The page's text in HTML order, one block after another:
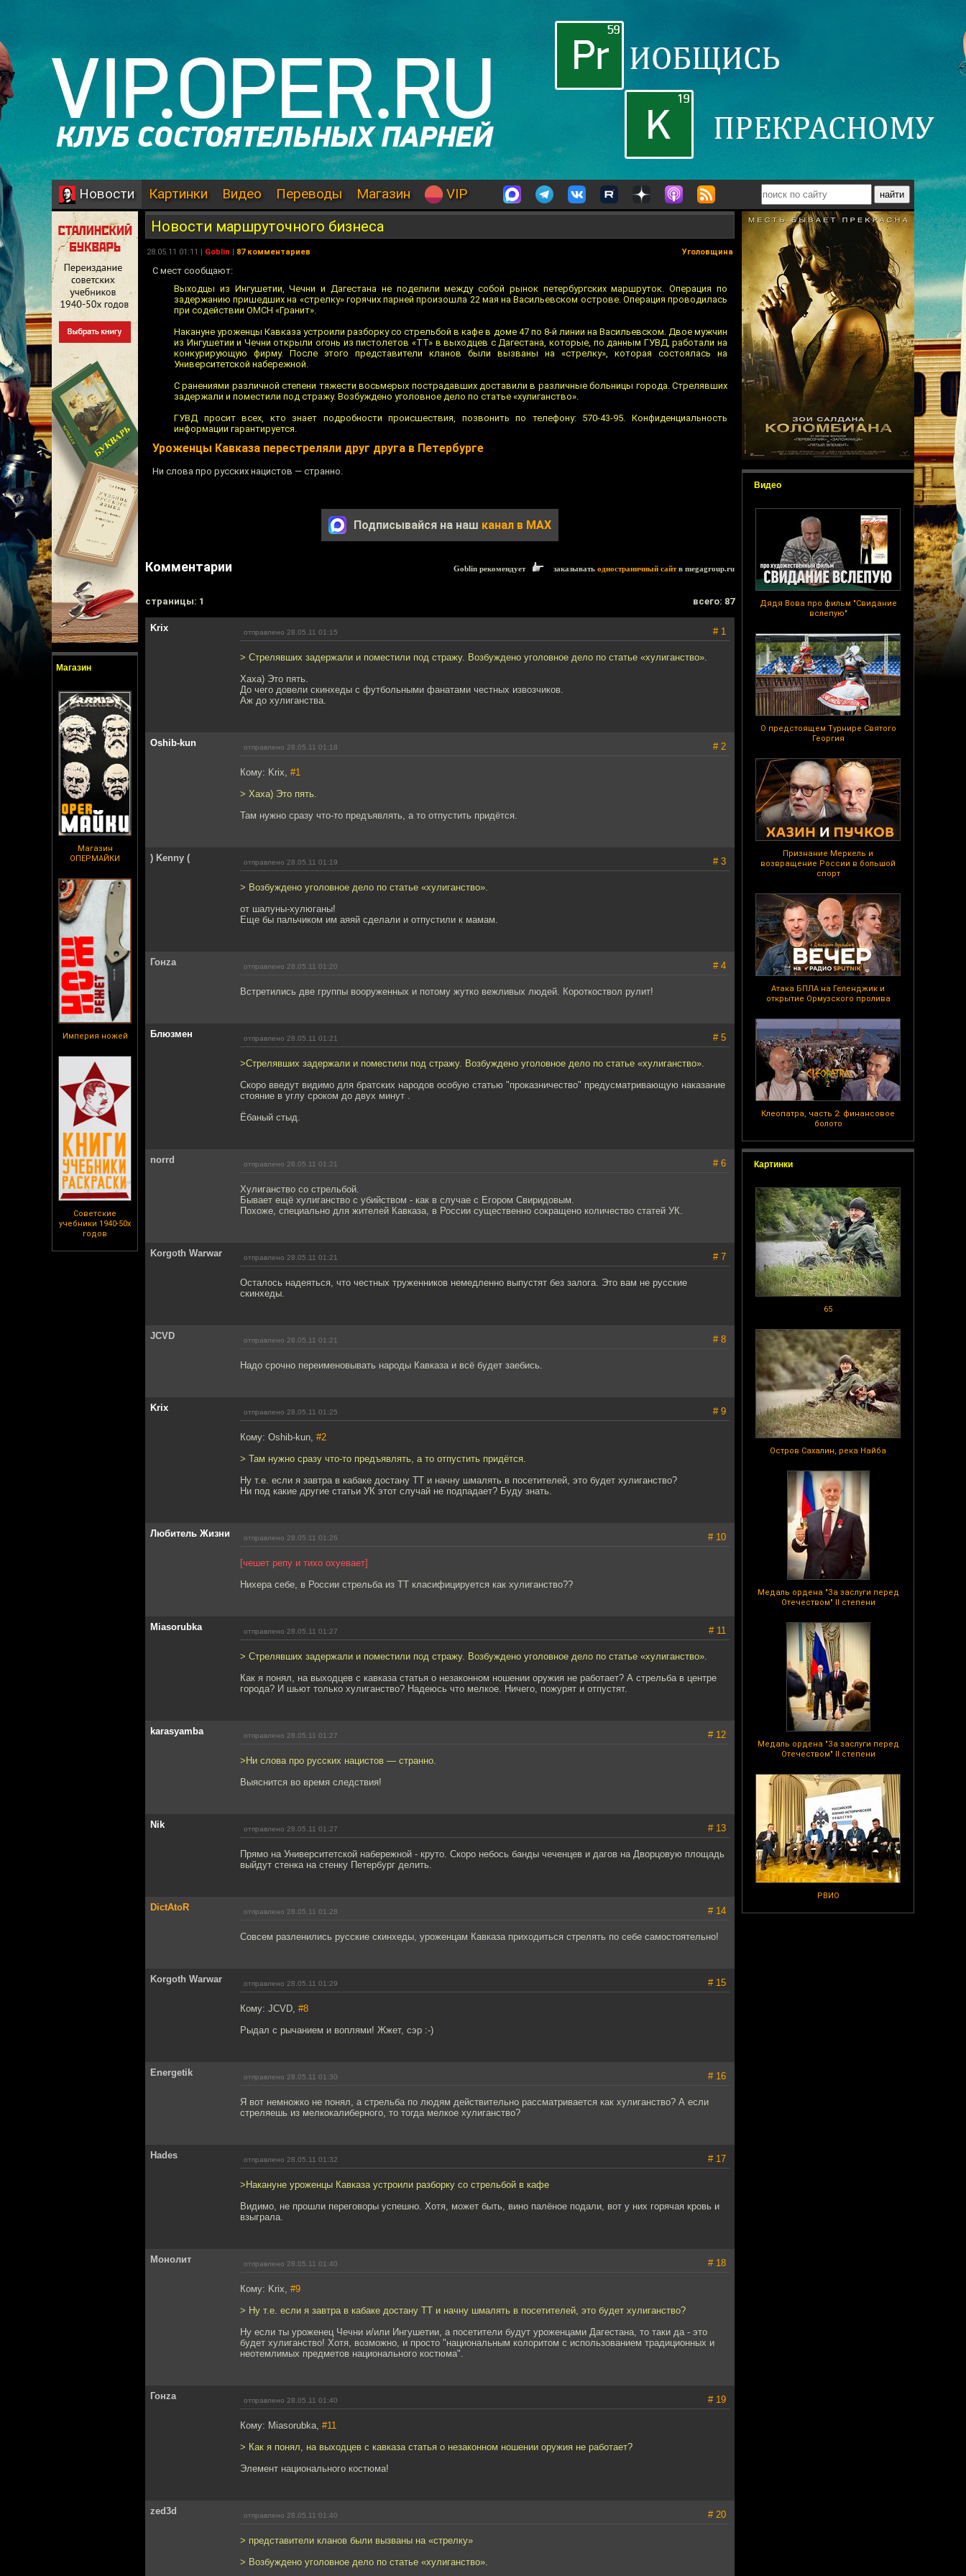
Новости Картинки Видео Переводы Магазин VIP
Магазин
Магазин
ОПЕРМАЙКИ
Империя ножей
Советские
учебники 1940-50х
годов
Видео
Дядя Вова про фильм "Свидание
вслепую"
О предстоящем Турнире Святого
Георгия
Признание Меркель и
возвращение России в большой
спорт
Атака БПЛА на Геленджик и
открытие Ормузского пролива
Клеопатра, часть 2: финансовое
болото
Картинки
65
Остров Сахалин, река Найба
Медаль ордена "За заслуги перед
Отечеством" II степени
Медаль ордена "За заслуги перед
Отечеством" II степени
РВИО
Новости маршруточного бизнеса
28.05.11 01:11 | Goblin | 87 комментариев Уголовщина
С мест сообщают:
Выходцы из Ингушетии, Чечни и Дагестана не поделили между собой рынок петербургских маршруток. Операция по
задержанию пришедших на «стрелку» горячих парней произошла 22 мая на Васильевском острове. Операция проводилась
при содействии ОМСН «Гранит».
Накануне уроженцы Кавказа устроили разборку со стрельбой в кафе в доме 47 по 8-й линии на Васильевском. Двое мужчин
из Ингушетии и Чечни открыли огонь из пистолетов «ТТ» в выходцев с Дагестана, которые, по данным ГУВД, работали на
конкурирующую фирму. После этого представители кланов были вызваны на «стрелку», которая состоялась на
Университетской набережной.
С ранениями различной степени тяжести восьмерых пострадавших доставили в различные больницы города. Стрелявших
задержали и поместили под стражу. Возбуждено уголовное дело по статье «хулиганство».
ГУВД просит всех, кто знает подробности происшествия, позвонить по телефону: 570-43-95. Конфиденциальность
информации гарантируется.
Уроженцы Кавказа перестреляли друг друга в Петербурге
Ни слова про русских нацистов — странно.
Подписывайся на наш канал в MAX
Комментарии Goblin рекомендует заказывать одностраничный сайтв megagroup.ru
cтраницы: 1 всего: 87
Krix отправлено 28.05.11 01:15 # 1
> Стрелявших задержали и поместили под стражу. Возбуждено уголовное дело по статье «хулиганство».
Хаха) Это пять.
До чего довели скинхеды с футбольными фанатами честных извозчиков.
Аж до хулиганства.
Oshib-kun отправлено 28.05.11 01:18 # 2
Кому: Krix, #1
> Хаха) Это пять.
Там нужно сразу что-то предъявлять, а то отпустить придётся.
) Kenny ( отправлено 28.05.11 01:19 # 3
> Возбуждено уголовное дело по статье «хулиганство».
от шалуны-хулюганы!
Еще бы пальчиком им аяяй сделали и отпустили к мамам.
Гонzа отправлено 28.05.11 01:20 # 4
Встретились две группы вооруженных и потому жутко вежливых людей. Короткоствол рулит!
Блюзмен отправлено 28.05.11 01:21 # 5
>Стрелявших задержали и поместили под стражу. Возбуждено уголовное дело по статье «хулиганство».
Скоро введут видимо для братских народов особую статью "проказничество" предусматривающую наказание
стояние в углу сроком до двух минут .
Ёбаный стыд.
norrd отправлено 28.05.11 01:21 # 6
Хулиганство со стрельбой.
Бывает ещё хулиганство с убийством - как в случае с Егором Свиридовым.
Похоже, специально для жителей Кавказа, в России существенно сокращено количество статей УК.
Korgoth Warwar отправлено 28.05.11 01:21 # 7
Осталось надеяться, что честных труженников немедленно выпустят без залога. Это вам не русские
скинхеды.
JCVD отправлено 28.05.11 01:21 # 8
Надо срочно переименовывать народы Кавказа и всё будет заебись.
Krix отправлено 28.05.11 01:25 # 9
Кому: Oshib-kun, #2
> Там нужно сразу что-то предъявлять, а то отпустить придётся.
Ну т.е. если я завтра в кабаке достану ТТ и начну шмалять в посетителей, это будет хулиганство?
Ни под какие другие статьи УК этот случай не подпадает? Буду знать.
Любитель Жизни отправлено 28.05.11 01:26 # 10
[чешет репу и тихо охуевает]
Нихера себе, в России стрельба из ТТ класифицируется как хулиганство??
Miasorubka отправлено 28.05.11 01:27 # 11
> Стрелявших задержали и поместили под стражу. Возбуждено уголовное дело по статье «хулиганство».
Как я понял, на выходцев с кавказа статья о незаконном ношении оружия не работает? А стрельба в центре
города? И шьют только хулиганство? Надеюсь что мелкое. Ничего, пожурят и отпустят.
karasyamba отправлено 28.05.11 01:27 # 12
>Ни слова про русских нацистов — странно.
Выяснится во время следствия!
Nik отправлено 28.05.11 01:27 # 13
Прямо на Университетской набережной - круто. Скоро небось банды чеченцев и дагов на Дворцовую площадь
выйдут стенка на стенку Петербург делить.
DictAtoR отправлено 28.05.11 01:28 # 14
Совсем разленились русские скинхеды, уроженцам Кавказа приходиться стрелять по себе самостоятельно!
Korgoth Warwar отправлено 28.05.11 01:29 # 15
Кому: JCVD, #8
Рыдал с рычанием и воплями! Жжет, сэр :-)
Energetik отправлено 28.05.11 01:30 # 16
Я вот немножко не понял, а стрельба по людям действительно рассматривается как хулиганство? А если
стреляешь из мелкокалиберного, то тогда мелкое хулиганство?
Hades отправлено 28.05.11 01:32 # 17
>Накануне уроженцы Кавказа устроили разборку со стрельбой в кафе
Видимо, не прошли переговоры успешно. Хотя, может быть, вино палёное подали, вот у них горячая кровь и
взыграла.
Монолит отправлено 28.05.11 01:40 # 18
Кому: Krix, #9
> Ну т.е. если я завтра в кабаке достану ТТ и начну шмалять в посетителей, это будет хулиганство?
Ну если ты уроженец Чечни и/или Ингушетии, а посетители будут уроженцами Дагестана, то таки да - это
будет хулиганство! Хотя, возможно, и просто "национальным колоритом с использованием традиционных и
неотемлимых предметов национального костюма".
Гонzа отправлено 28.05.11 01:40 # 19
Кому: Miasorubka, #11
> Как я понял, на выходцев с кавказа статья о незаконном ношении оружия не работает?
Элемент национального костюма!
zed3d отправлено 28.05.11 01:40 # 20
> представители кланов были вызваны на «стрелку»
> Возбуждено уголовное дело по статье «хулиганство».